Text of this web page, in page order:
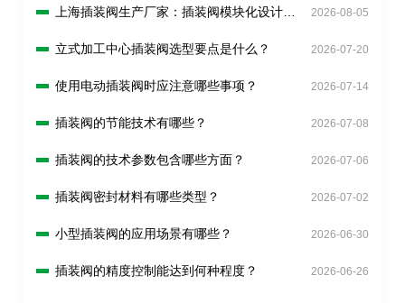
上海插装阀生产厂家：插装阀模块化设计有
2026-08-05
立式加工中心插装阀选型要点是什么？ 2026-07-20
使用电动插装阀时应注意哪些事项？ 2026-07-14
插装阀的节能技术有哪些？ 2026-07-08
插装阀的技术参数包含哪些方面？ 2026-07-06
插装阀密封材料有哪些类型？ 2026-07-02
小型插装阀的应用场景有哪些？ 2026-06-30
插装阀的精度控制能达到何种程度？ 2026-06-26